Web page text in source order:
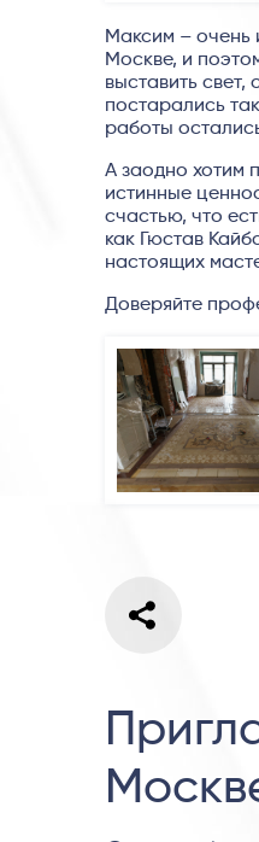
Максим – очень
Москве, и
выставить
постарались
работы
А заодно хотим
истинные
счастью, что
как Гюстав
настоящих
Доверяйте